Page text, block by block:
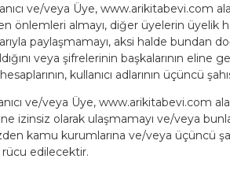
ve/veya Üye, www.arikitabevi.com
önlemleri almayı, diğer üyelerin üyelik
paylaşmamayı, aksi halde bundan
veya şifrelerinin başkalarının
kullanıcı adlarının üçüncü
ve/veya Üye, www.arikitabevi.com
izinsiz olarak ulaşmamayı ve/veya
kamu kurumlarına ve/veya üçüncü
edilecektir.